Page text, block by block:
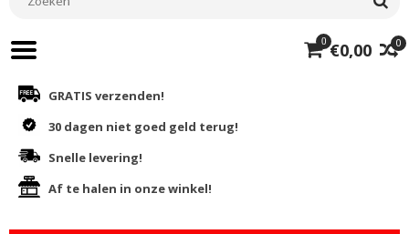
0
0 €0,00
GRATIS verzenden!
30 dagen niet goed geld terug!
Snelle levering!
Af te halen in onze winkel!